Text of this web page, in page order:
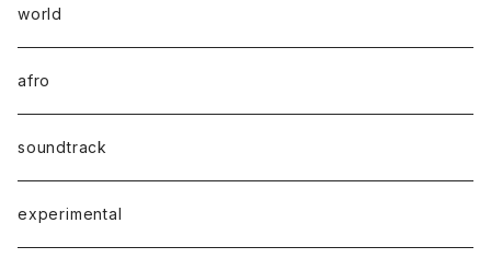
world
afro
soundtrack
experimental